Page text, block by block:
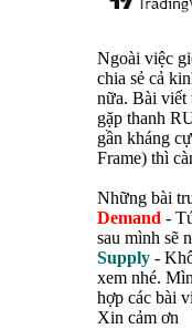
Ngoài việc
chia sẻ cả
nữa. Bài viết
gặp thanh
gần kháng
Frame) thì
Những bài
Demand -
sau mình sẽ
Supply -
xem nhé.
hợp các bài
Xin cảm ơn